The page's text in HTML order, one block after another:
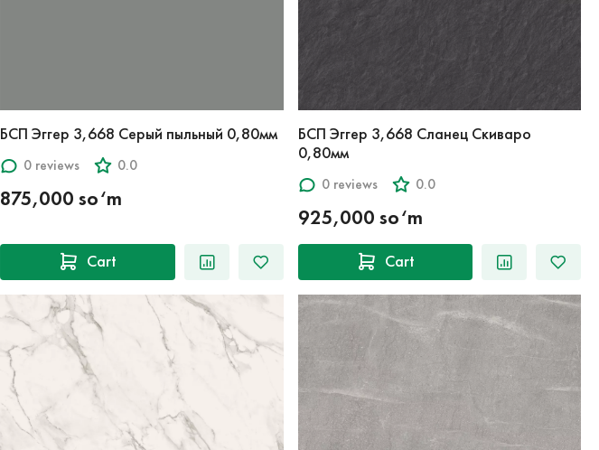
БСП Эггер 3,668 Серый пыльный 0,80мм
0 reviews 0.0
875,000 so‘m
Cart
БСП Эггер 3,668 Сланец Скиваро
0,80мм
0 reviews 0.0
925,000 so‘m
Cart